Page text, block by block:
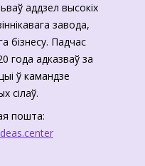
аддзел высокіх
завода,
бізнесу. Падчас
года адказваў за
ў камандзе
сілаў.
пошта: